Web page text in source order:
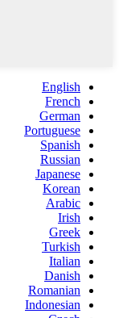
English
French
German
Portuguese
Spanish
Russian
Japanese
Korean
Arabic
Irish
Greek
Turkish
Italian
Danish
Romanian
Indonesian